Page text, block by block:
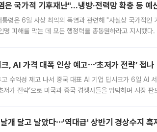
은 국가적 기후재난"…냉방·전력망 확충 등 예
통령은 6일 사상 최악의 폭염과 관련해 "사실상 국가적인
명 피해를 막는 데 모든 행정력을 총동원하라고 지시했
, AI 가격 대폭 인상 예고⋯‘초저가 전략’ 접나
고 수익성 제고 나서 중국 대표 AI 기업 딥시크가 6일 AI
저가 전략’으로 미국과 중국 경쟁사들을 압박하며 시장
개 달고 날았다⋯'역대급' 상반기 경상수지